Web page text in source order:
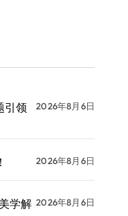
引领
2026年8月6日
2026年8月6日
学解 2026年8月6日